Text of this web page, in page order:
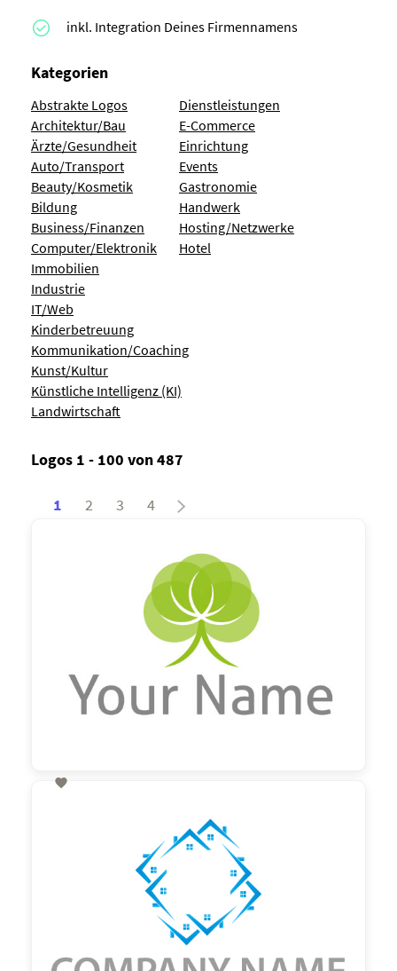
inkl. Integration Deines Firmennamens
Kategorien
Abstrakte Logos
Architektur/Bau
Ärzte/Gesundheit
Auto/Transport
Beauty/Kosmetik
Bildung
Business/Finanzen
Computer/Elektronik
Dienstleistungen
E-Commerce
Einrichtung
Events
Gastronomie
Handwerk
Hosting/Netzwerke
Hotel
Immobilien
Industrie
IT/Web
Kinderbetreuung
Kommunikation/Coaching
Kunst/Kultur
Künstliche Intelligenz (KI)
Landwirtschaft
Logos 1 - 100 von 487
1 2 3 4
